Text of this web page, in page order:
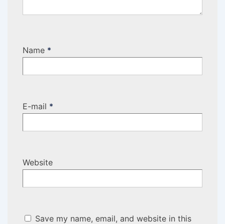
Name *
E-mail *
Website
Save my name, email, and website in this